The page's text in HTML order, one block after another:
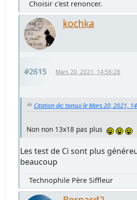
Choisir c'est renoncer.
kochka
#2615 Mars 20, 2021, 14:56:28
Citation de: tansui le Mars 20, 2021,
Non non 13x18 pas plus
Les test de Ci sont plus
beaucoup
Technophile Père Siffleur